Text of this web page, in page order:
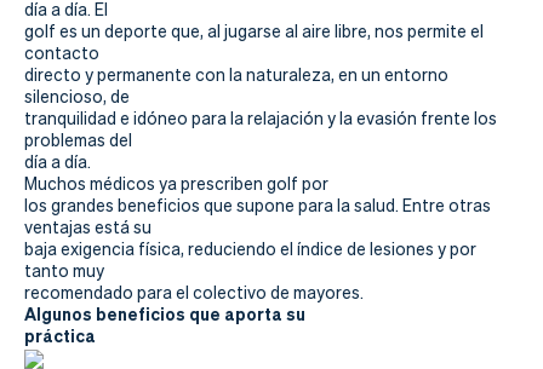
día a día. El
golf es un deporte que, al jugarse al aire libre, nos permite el
contacto
directo y permanente con la naturaleza, en un entorno
silencioso, de
tranquilidad e idóneo para la relajación y la evasión frente los
problemas del
día a día.
Muchos médicos ya prescriben golf por
los grandes beneficios que supone para la salud. Entre otras
ventajas está su
baja exigencia física, reduciendo el índice de lesiones y por
tanto muy
recomendado para el colectivo de mayores.
Algunos beneficios que aporta su
práctica